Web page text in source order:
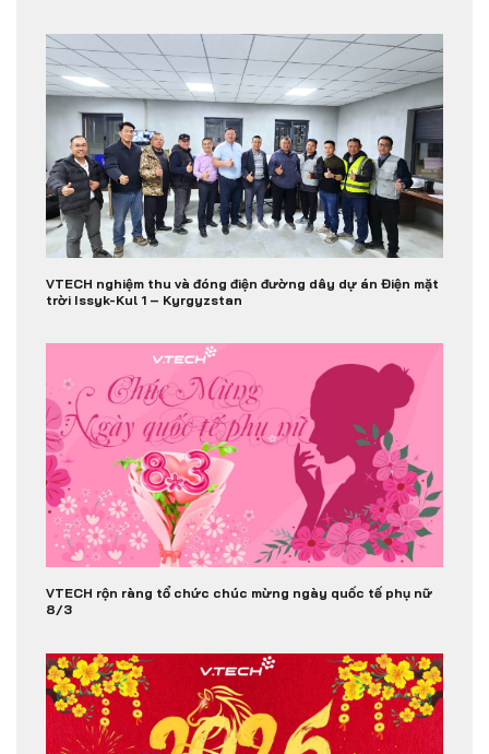
VTECH nghiệm thu và đóng điện đường dây dự án Điện mặt
trời Issyk-Kul 1 – Kyrgyzstan
VTECH rộn ràng tổ chức chúc mừng ngày quốc tế phụ nữ
8/3